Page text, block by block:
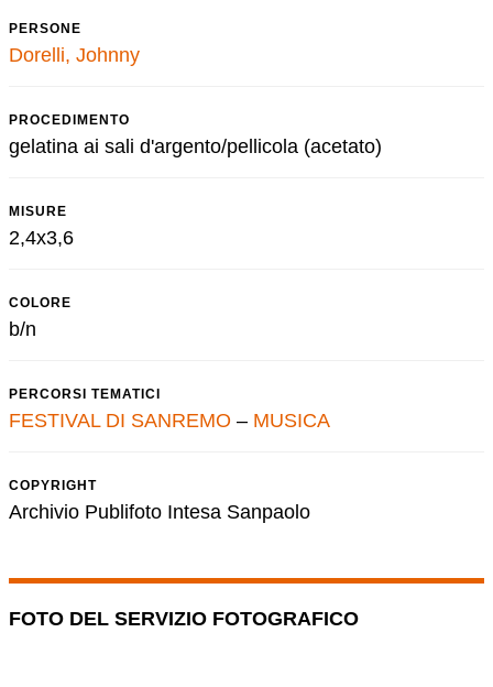
PERSONE
Dorelli, Johnny
PROCEDIMENTO
gelatina ai sali d'argento/pellicola (acetato)
MISURE
2,4x3,6
COLORE
b/n
PERCORSI TEMATICI
FESTIVAL DI SANREMO – MUSICA
COPYRIGHT
Archivio Publifoto Intesa Sanpaolo
FOTO DEL SERVIZIO FOTOGRAFICO